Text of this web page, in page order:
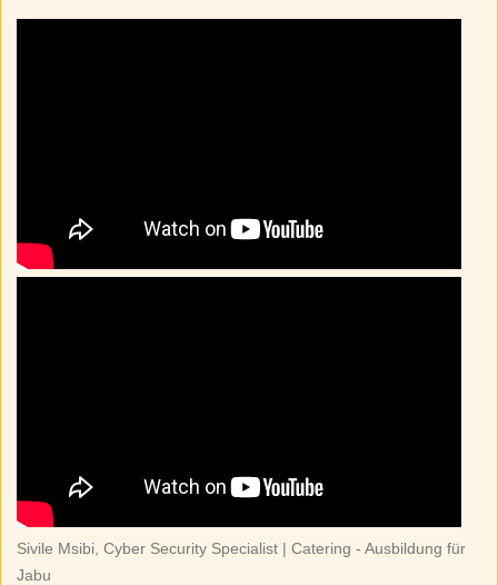
Sivile Msibi, Cyber Security Specialist | Catering - Ausbildung für
Jabu